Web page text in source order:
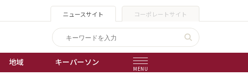
ニュースサイト コーポレートサイト
地域 キーパーソン
MENU